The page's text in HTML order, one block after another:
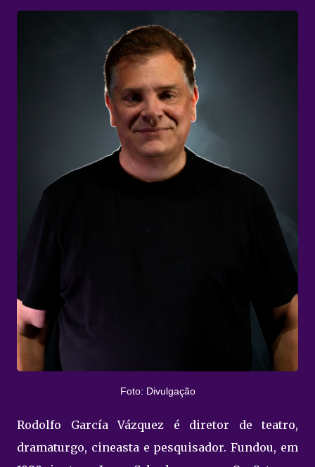
Foto: Divulgação
Rodolfo García Vázquez é diretor de teatro,
dramaturgo, cineasta e pesquisador. Fundou, em